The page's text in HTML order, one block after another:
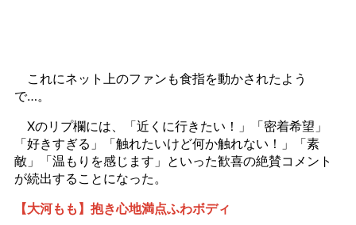
これにネット上のファンも食指を動かされたよう
で…。
Xのリプ欄には、「近くに行きたい！」「密着希望」
「好きすぎる」「触れたいけど何か触れない！」「素
敵」「温もりを感じます」といった歓喜の絶賛コメント
が続出することになった。
【大河もも】抱き心地満点ふわボディ